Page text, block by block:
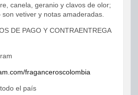
canela, geranio y clavos de olor;
vetiver y notas amaderadas.
DE PAGO Y CONTRAENTREGA
fraganceroscolombia
el país